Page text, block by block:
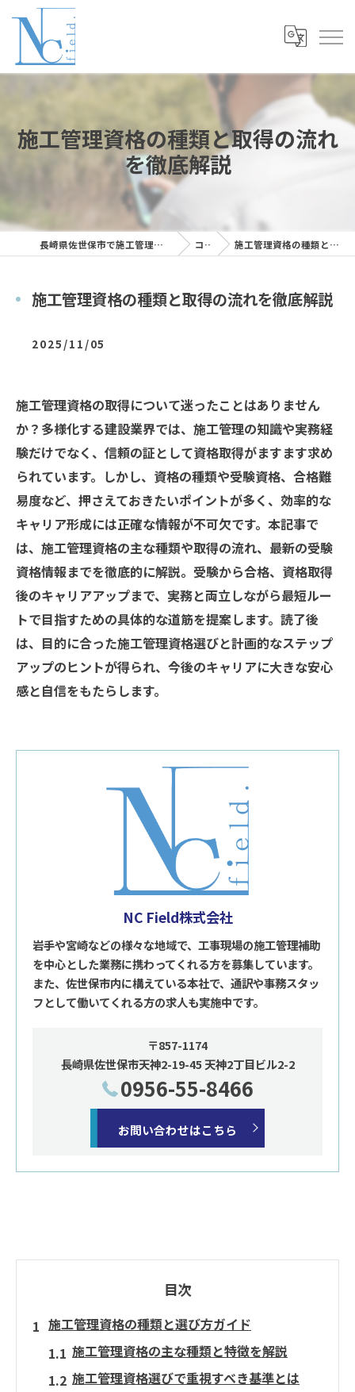
施工管理資格の種類と取得の流れ
を徹底解説
長崎県佐世保市で施工管理の求人ならNC Field株式会社 コラム 施工管理資格の種類と取得の流れを徹底解説
施工管理資格の種類と取得の流れを徹底解説
2025/11/05
施工管理資格の取得について迷ったことはありません
か？多様化する建設業界では、施工管理の知識や実務経
験だけでなく、信頼の証として資格取得がますます求め
られています。しかし、資格の種類や受験資格、合格難
易度など、押さえておきたいポイントが多く、効率的な
キャリア形成には正確な情報が不可欠です。本記事で
は、施工管理資格の主な種類や取得の流れ、最新の受験
資格情報までを徹底的に解説。受験から合格、資格取得
後のキャリアアップまで、実務と両立しながら最短ルー
トで目指すための具体的な道筋を提案します。読了後
は、目的に合った施工管理資格選びと計画的なステップ
アップのヒントが得られ、今後のキャリアに大きな安心
感と自信をもたらします。
NC Field株式会社
岩手や宮崎などの様々な地域で、工事現場の施工管理補助
を中心とした業務に携わってくれる方を募集しています。
また、佐世保市内に構えている本社で、通訳や事務スタッ
フとして働いてくれる方の求人も実施中です。
〒857-1174
長崎県佐世保市天神2-19-45 天神2丁目ビル2-2
0956-55-8466
お問い合わせはこちら
目次
施工管理資格の種類と選び方ガイド
施工管理資格の主な種類と特徴を解説
施工管理資格選びで重視すべき基準とは